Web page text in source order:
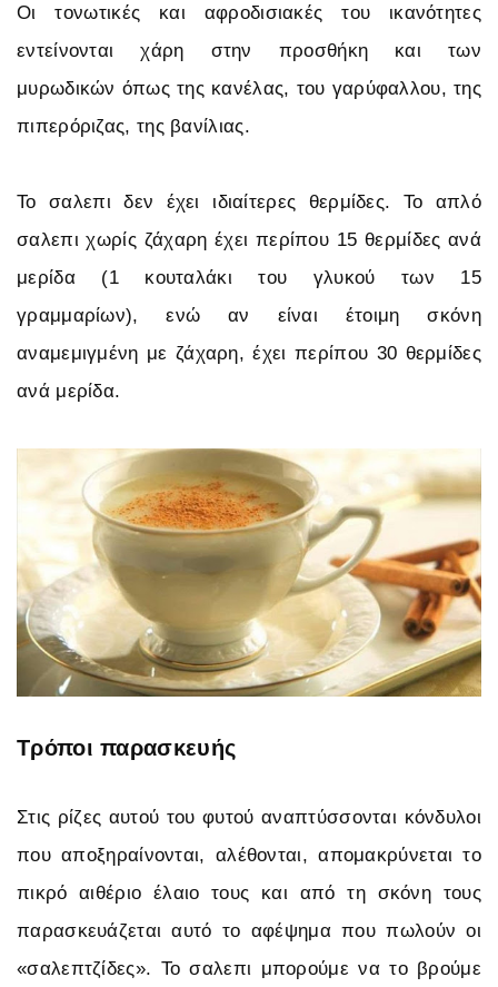
Οι τονωτικές και αφροδισιακές του ικανότητες
εντείνονται χάρη στην προσθήκη και των
μυρωδικών όπως της κανέλας, του γαρύφαλλου, της
πιπερόριζας, της βανίλιας.
Το σαλεπι δεν έχει ιδιαίτερες θερμίδες. Το απλό
σαλεπι χωρίς ζάχαρη έχει περίπου 15 θερμίδες ανά
μερίδα (1 κουταλάκι του γλυκού των 15
γραμμαρίων), ενώ αν είναι έτοιμη σκόνη
αναμεμιγμένη με ζάχαρη, έχει περίπου 30 θερμίδες
ανά μερίδα.
Τρόποι παρασκευής
Στις ρίζες αυτού του φυτού αναπτύσσονται κόνδυλοι
που αποξηραίνονται, αλέθονται, απομακρύνεται το
πικρό αιθέριο έλαιο τους και από τη σκόνη τους
παρασκευάζεται αυτό το αφέψημα που πωλούν οι
«σαλεπτζίδες». Το σαλεπι μπορούμε να το βρούμε